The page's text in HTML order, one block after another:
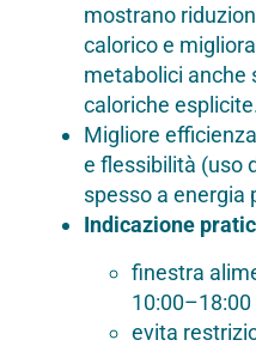
mostrano
calorico e
metabolici anche
caloriche
Migliore
e flessibilità (uso
spesso a energia
Indicazione
finestra
evita